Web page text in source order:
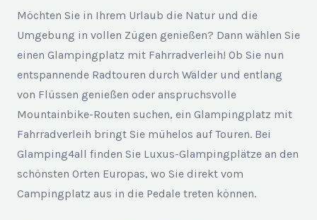
Möchten Sie in Ihrem Urlaub die Natur und die
Umgebung in vollen Zügen genießen? Dann wählen Sie
einen Glampingplatz mit Fahrradverleih! Ob Sie nun
entspannende Radtouren durch Wälder und entlang
von Flüssen genießen oder anspruchsvolle
Mountainbike-Routen suchen, ein Glampingplatz mit
Fahrradverleih bringt Sie mühelos auf Touren. Bei
Glamping4all finden Sie Luxus-Glampingplätze an den
schönsten Orten Europas, wo Sie direkt vom
Campingplatz aus in die Pedale treten können.